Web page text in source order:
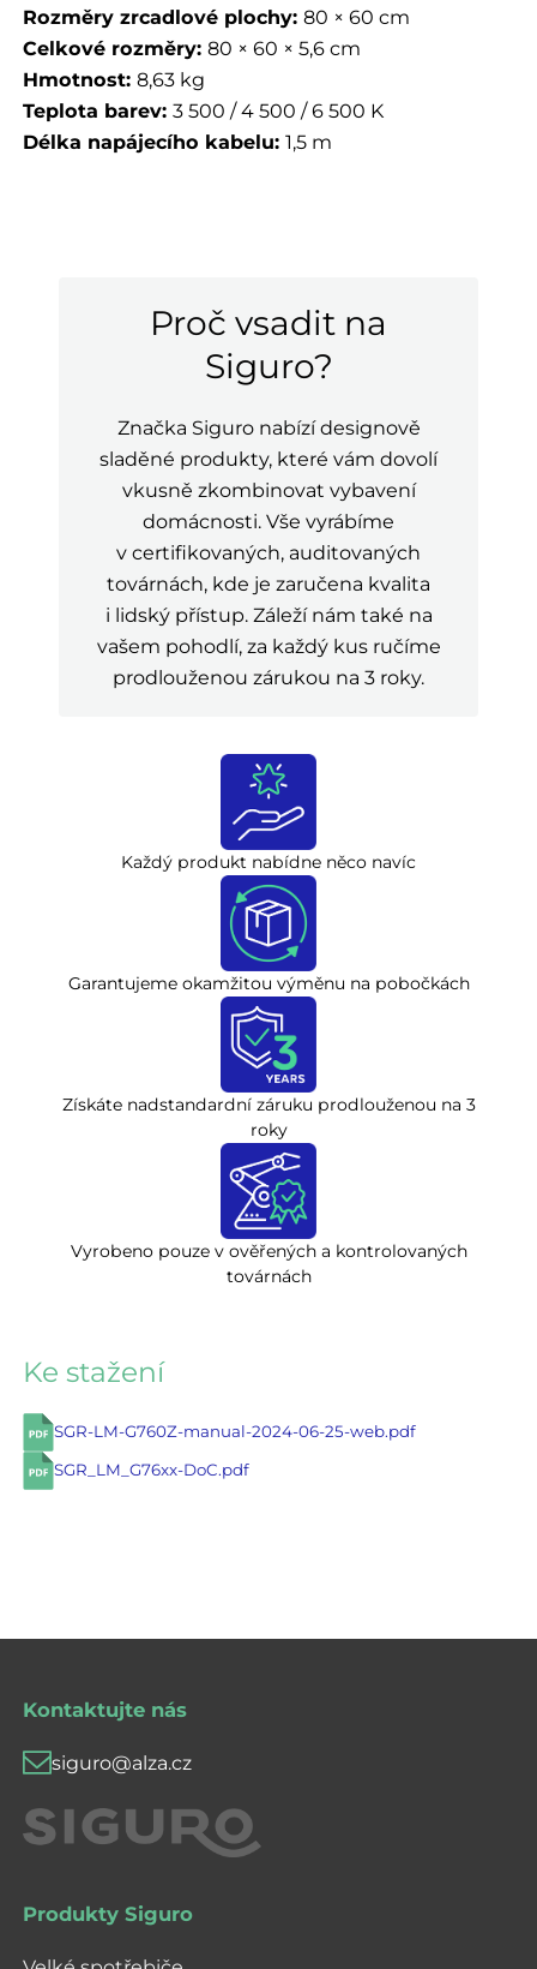
Rozměry zrcadlové plochy: 80 × 60 cm
Celkové rozměry: 80 × 60 × 5,6 cm
Hmotnost: 8,63 kg
Teplota barev: 3 500 / 4 500 / 6 500 K
Délka napájecího kabelu: 1,5 m
Proč vsadit na
Siguro?
Značka Siguro nabízí designově
sladěné produkty, které vám dovolí
vkusně zkombinovat vybavení
domácnosti. Vše vyrábíme
v certifikovaných, auditovaných
továrnách, kde je zaručena kvalita
i lidský přístup. Záleží nám také na
vašem pohodlí, za každý kus ručíme
prodlouženou zárukou na 3 roky.
Každý produkt nabídne něco navíc
Garantujeme okamžitou výměnu na pobočkách
Získáte nadstandardní záruku prodlouženou na 3
roky
Vyrobeno pouze v ověřených a kontrolovaných
továrnách
Ke stažení
SGR-LM-G760Z-manual-2024-06-25-web.pdf
SGR_LM_G76xx-DoC.pdf
Kontaktujte nás
siguro@alza.cz
Produkty Siguro